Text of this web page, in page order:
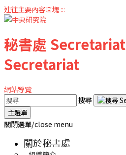
連往主要內容區塊:::
秘書處 Secretariat
Secretariat
網站導覽
搜尋
主選單
關閉選單/close menu
關於秘書處